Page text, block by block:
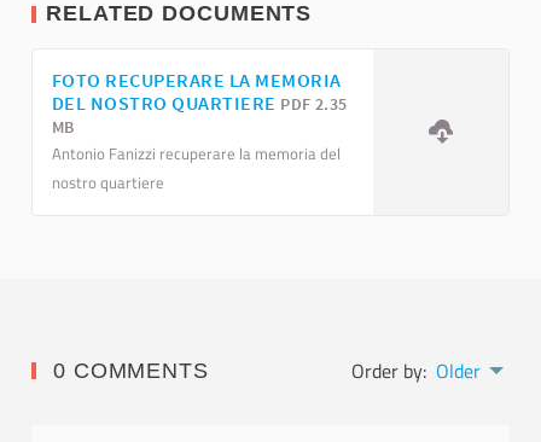
RELATED DOCUMENTS
FOTO RECUPERARE LA MEMORIA
DEL NOSTRO QUARTIERE PDF 2.35
MB
Antonio Fanizzi recuperare la memoria del
nostro quartiere
0 COMMENTS Order by: Older